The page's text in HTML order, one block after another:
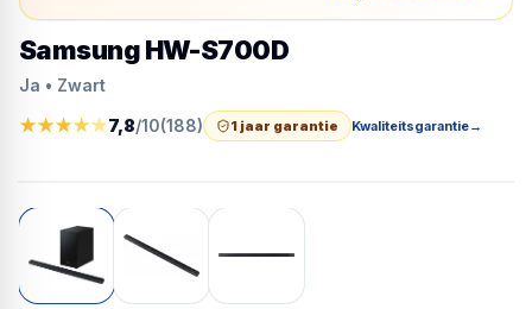
Samsung HW-S700D
Ja • Zwart
★★★★★7,8/10(188) 1 jaar garantie Kwaliteitsgarantie→